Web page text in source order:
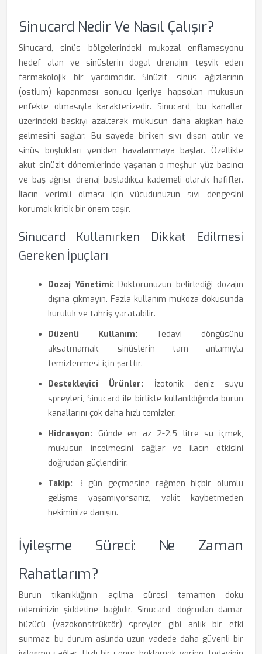
Sinucard Nedir Ve Nasıl Çalışır?
Sinucard, sinüs bölgelerindeki mukozal enflamasyonu
hedef alan ve sinüslerin doğal drenajını teşvik eden
farmakolojik bir yardımcıdır. Sinüzit, sinüs ağızlarının
(ostium) kapanması sonucu içeriye hapsolan mukusun
enfekte olmasıyla karakterizedir. Sinucard, bu kanallar
üzerindeki baskıyı azaltarak mukusun daha akışkan hale
gelmesini sağlar. Bu sayede biriken sıvı dışarı atılır ve
sinüs boşlukları yeniden havalanmaya başlar. Özellikle
akut sinüzit dönemlerinde yaşanan o meşhur yüz basıncı
ve baş ağrısı, drenaj başladıkça kademeli olarak hafifler.
İlacın verimli olması için vücudunuzun sıvı dengesini
korumak kritik bir önem taşır.
Sinucard Kullanırken Dikkat Edilmesi
Gereken İpuçları
Dozaj Yönetimi: Doktorunuzun belirlediği dozajın
dışına çıkmayın. Fazla kullanım mukoza dokusunda
kuruluk ve tahriş yaratabilir.
Düzenli Kullanım: Tedavi döngüsünü
aksatmamak, sinüslerin tam anlamıyla
temizlenmesi için şarttır.
Destekleyici Ürünler: İzotonik deniz suyu
spreyleri, Sinucard ile birlikte kullanıldığında burun
kanallarını çok daha hızlı temizler.
Hidrasyon: Günde en az 2-2.5 litre su içmek,
mukusun incelmesini sağlar ve ilacın etkisini
doğrudan güçlendirir.
Takip: 3 gün geçmesine rağmen hiçbir olumlu
gelişme yaşamıyorsanız, vakit kaybetmeden
hekiminize danışın.
İyileşme Süreci: Ne Zaman
Rahatlarım?
Burun tıkanıklığının açılma süresi tamamen doku
ödeminizin şiddetine bağlıdır. Sinucard, doğrudan damar
büzücü (vazokonstrüktör) spreyler gibi anlık bir etki
sunmaz; bu durum aslında uzun vadede daha güvenli bir